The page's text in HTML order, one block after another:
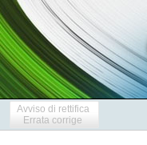
Avviso di rettifica
Errata corrige